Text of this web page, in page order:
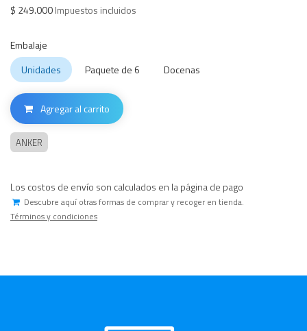
$ 249.000Impuestos incluidos
Embalaje
Unidades
Paquete de 6 Docenas
Agregar al carrito
ANKER
Los costos de envío son calculados en la página de pago
Descubre aquí otras formas de comprar y recoger en tienda.
Términos y condiciones